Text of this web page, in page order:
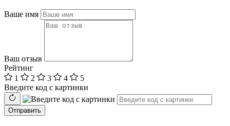
Ваше имя
Ваш отзыв
Рейтинг
1
2 3 4
5
Введите код с картинки
Отправить